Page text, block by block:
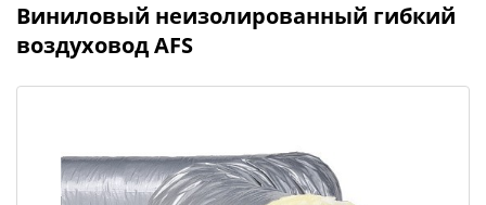
Виниловый неизолированный гибкий
воздуховод AFS